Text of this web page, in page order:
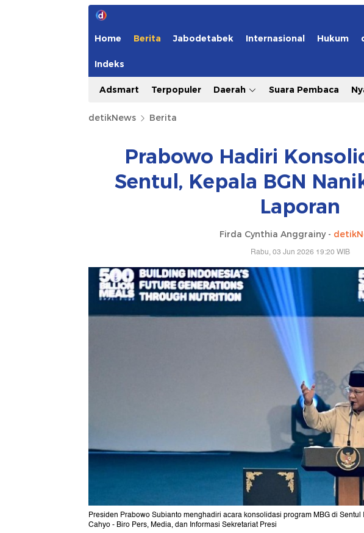
Home Berita Jabodetabek Internasional Hukum
Indeks
Adsmart Terpopuler Daerah Suara Pembaca
detikNews Berita
Prabowo Hadiri
Sentul, Kepala BGN
Laporan
Firda Cynthia Anggrainy -
Rabu, 03 Jun 2026 19:20 WIB
Presiden Prabowo Subianto menghadiri acara konsolidasi program MBG di
Cahyo - Biro Pers, Media, dan Informasi Sekretariat Presi